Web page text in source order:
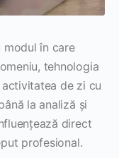
în care
tehnologia
activitatea de zi cu
la analiză și
direct
profesional.